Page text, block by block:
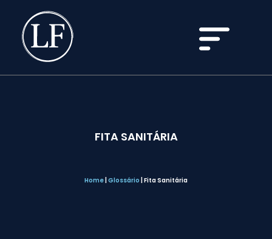
FITA SANITÁRIA
Home Glossário Fita Sanitária